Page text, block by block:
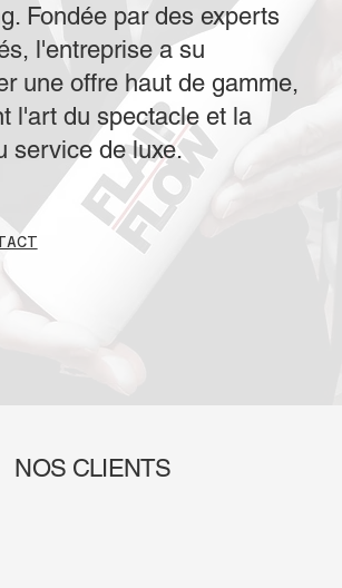
Fondée par des experts
l'entreprise a su
une offre haut de gamme,
l'art du spectacle et la
service de luxe.
NOS CLIENTS